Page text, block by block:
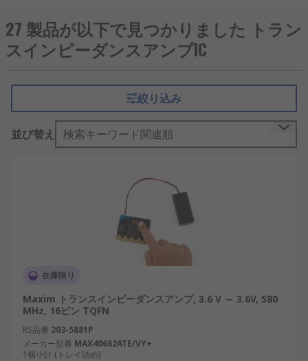
トランスインピーダンスアンプ（TIA）ICは、
フォ
トダイオードなどの検出器からの電流をインピーダ
ンス変換し、電圧信号として出力する半導体デバイ
て、ガイガーミュラー管、光電子増倍管、加速度
、他のタイプのセンサーの電流出力を
電圧に変換して測定することができます。
トランスインピーダンスアンプICの精度は、直線性
ます。また、動作温度と環境条件も精度に影響しま
す。これを改善するには、ノイズフィルタなどを追
トランスインピーダンスアンプIC
の選び方
トランスインピーダンスアンプICを選択場合には以
下を考慮する必要があります。
27 製品が以下で見つかりました トラン
スインピーダンスアンプIC
絞り込み
並び替え 検索キーワード関連順
在庫限り
Maxim トランスインピーダンスアンプ, 3.6 V ～ 3.6V, 580
MHz, 16ピン TQFN
RS品番 203-5881P
メーカー型番 MAX40662ATE/VY+
1個小計 (トレイ詰め)